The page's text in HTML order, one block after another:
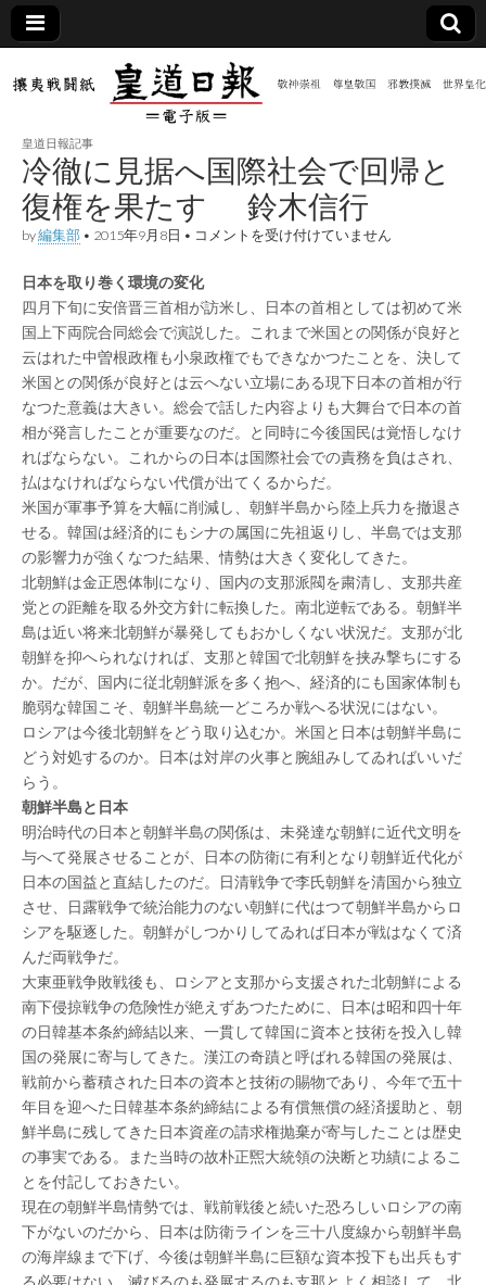
皇道
日報
（防
共新
聞）
電子
版
敬神
尊皇
｜昭
和八
年創
刊
皇道
実
攘夷
戦闘
紙
皇道日報記事
冷徹に見据へ国際社会で回帰と
復権を果たす 鈴木信行
by編集部 • 2015年9月8日 • 冷
見
据
へ
国
際
社
会
で
回
帰
と
復
権
を
果
す
鈴
木
信
行
は
コメントを受け付けていません
日本を取り巻く環境の変化
四月下旬に安倍晋三首相が訪米し、日本の首相としては初めて米
国上下両院合同総会で演説した。これまで米国との関係が良好と
云はれた中曽根政権も小泉政権でもできなかつたことを、決して
米国との関係が良好とは云へない立場にある現下日本の首相が行
なつた意義は大きい。総会で話した内容よりも大舞台で日本の首
相が発言したことが重要なのだ。と同時に今後国民は覚悟しなけ
ればならない。これからの日本は国際社会での責務を負はされ、
払はなければならない代償が出てくるからだ。
米国が軍事予算を大幅に削減し、朝鮮半島から陸上兵力を撤退さ
せる。韓国は経済的にもシナの属国に先祖返りし、半島では支那
の影響力が強くなつた結果、情勢は大きく変化してきた。
北朝鮮は金正恩体制になり、国内の支那派閥を粛清し、支那共産
党との距離を取る外交方針に転換した。南北逆転である。朝鮮半
島は近い将来北朝鮮が暴発してもおかしくない状況だ。支那が北
朝鮮を抑へられなければ、支那と韓国で北朝鮮を挟み撃ちにする
か。だが、国内に従北朝鮮派を多く抱へ、経済的にも国家体制も
脆弱な韓国こそ、朝鮮半島統一どころか戦へる状況にはない。
ロシアは今後北朝鮮をどう取り込むか。米国と日本は朝鮮半島に
どう対処するのか。日本は対岸の火事と腕組みしてゐればいいだ
らう。
朝鮮半島と日本
明治時代の日本と朝鮮半島の関係は、未発達な朝鮮に近代文明を
与へて発展させることが、日本の防衛に有利となり朝鮮近代化が
日本の国益と直結したのだ。日清戦争で李氏朝鮮を清国から独立
させ、日露戦争で統治能力のない朝鮮に代はつて朝鮮半島からロ
シアを駆逐した。朝鮮がしつかりしてゐれば日本が戦はなくて済
んだ両戦争だ。
大東亜戦争敗戦後も、ロシアと支那から支援された北朝鮮による
南下侵掠戦争の危険性が絶えずあつたために、日本は昭和四十年
の日韓基本条約締結以来、一貫して韓国に資本と技術を投入し韓
国の発展に寄与してきた。漢江の奇蹟と呼ばれる韓国の発展は、
戦前から蓄積された日本の資本と技術の賜物であり、今年で五十
年目を迎へた日韓基本条約締結による有償無償の経済援助と、朝
鮮半島に残してきた日本資産の請求権抛棄が寄与したことは歴史
の事実である。また当時の故朴正煕大統領の決断と功績によるこ
とを付記しておきたい。
現在の朝鮮半島情勢では、戦前戦後と続いた恐ろしいロシアの南
下がないのだから、日本は防衛ラインを三十八度線から朝鮮半島
の海岸線まで下げ、今後は朝鮮半島に巨額な資本投下も出兵もす
る必要はない。滅びるのも発展するのも支那とよく相談して、北